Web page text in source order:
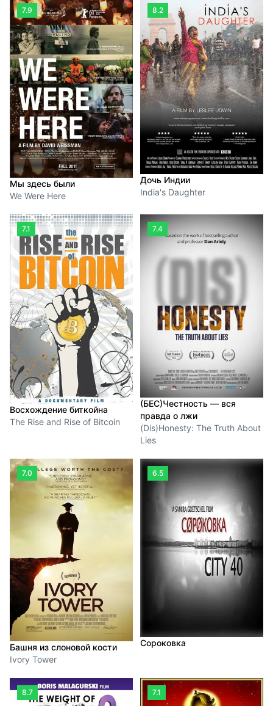
7.9
Мы здесь были
We Were Here
8.2
Дочь Индии
India's Daughter
7.1
Восхождение биткойна
The Rise and Rise of Bitcoin
7.4
(БЕС)Честность — вся
правда о лжи
(Dis)Honesty: The Truth About
Lies
7.0
Башня из слоновой кости
Ivory Tower
6.5
Сороковка
8.7 7.1